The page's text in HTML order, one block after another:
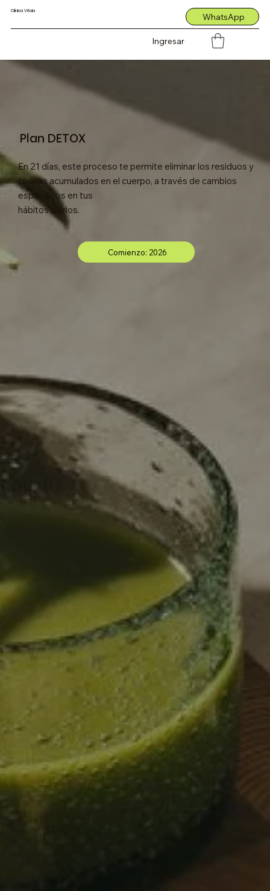
Clínica Vitola
WhatsApp
Ingresar
Plan DETOX
En 21 días, este proceso te permite eliminar los residuos y
toxinas acumulados en el cuerpo, a través de cambios
específicos en tus
hábitos diarios.
Comienzo: 2026